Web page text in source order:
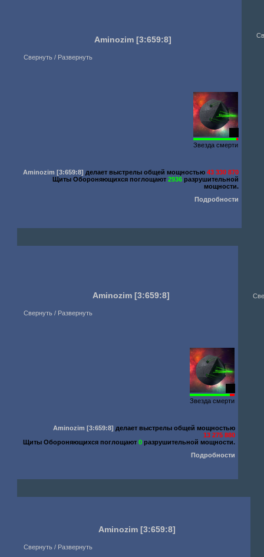
Aminozim [3:659:8]
Свернуть / Развернуть
Звезда смерти
Aminozim [3:659:8] делает выстрелы общей мощностью43 330 870
Щиты Обороняющихся поглощают2936 разрушительной
мощности.
Подробности
Aminozim [3:659:8]
Свернуть / Развернуть
Звезда смерти
Aminozim [3:659:8] делает выстрелы общей мощностью
13 275 880
Щиты Обороняющихся поглощают0 разрушительной мощности.
Подробности
Aminozim [3:659:8]
Свернуть / Развернуть